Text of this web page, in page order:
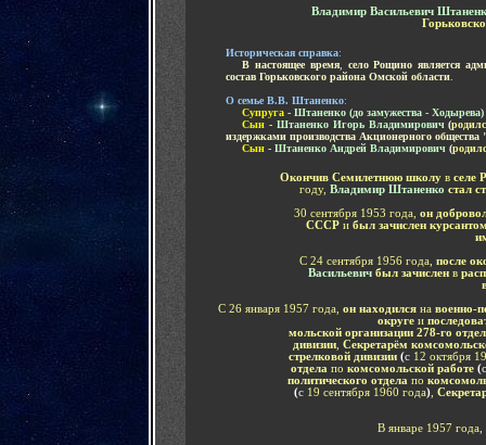
Владимир Васильевич
Историческая справка:
В настоящее время, село Рощино является
состав Горьковского района Омской области
О семье В.В. Штаненко:
Супруга - Штаненко (до замужества - Ходыр
Сын - Штаненко Игорь Владимирович(
издержками производства Акционерного
Сын - Штаненко Андрей Владимирович (
Окончив Семилетнюю школу в селе
году, Владимир Штаненко стал
30 сентября 1953 года, он
СССР и был зачислен
С 24 сентября 1956 года, после
Васильевич был зачисленв
С 26 января 1957 года,
он находился на военно-
округе и
мольской организации 278-го
дивизии, Секретарём
стрелковой дивизии (с 12 октября
отдела по комсомольской работе (с
политического отдела по
(с 19 сентября 1960 года)
В январе 1957 года,